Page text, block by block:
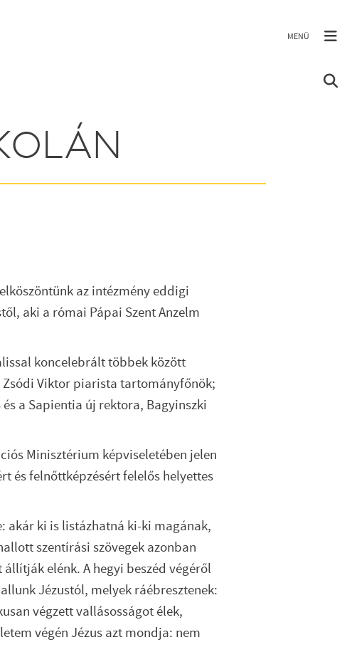
az intézmény eddigi
aki a római Pápai Szent Anzelm
koncelebrált többek között
Viktor piarista tartományfőnök;
a Sapientia új rektora, Bagyinszki
Minisztérium képviseletében jelen
és felnőttképzésért felelős helyettes
akár ki is listázhatná ki-ki magának,
szentírási szövegek azonban
elénk. A hegyi beszéd végéről
Jézustól, melyek ráébresztenek:
végzett vallásosságot élek,
végén Jézus azt mondja: nem